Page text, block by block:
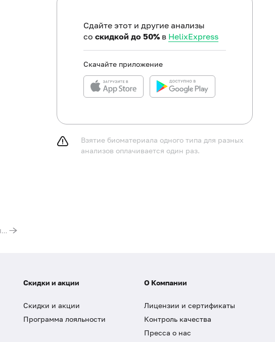
Аллерген g5 - плевел, IgE (ImmunoCAP)
Сдайте этот и другие анализы
со скидкой до 50% в HelixExpress
Скачайте приложение
Взятие биоматериала одного типа для разных
анализов оплачивается один раз.
Скидки и акции
Скидки и акции
Программа лояльности
О Компании
Лицензии и сертификаты
Контроль качества
Пресса о нас